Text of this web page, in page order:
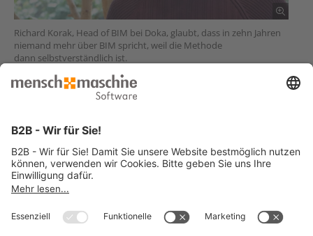
Richard Korak, Head of BIM bei Doka, glaubt, dass in zehn Jahren
niemand mehr über BIM spricht, weil die Methode
dann selbstverständlich ist.
Sie haben ähnliche Anforderungen und suchen eine Lösung?
Jetzt Kontakt aufnehmen